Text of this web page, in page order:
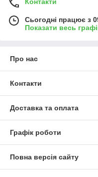
Сьогодні працює з
Показати весь
Про нас
Контакти
Доставка та оплата
Графік роботи
Повна версія сайту